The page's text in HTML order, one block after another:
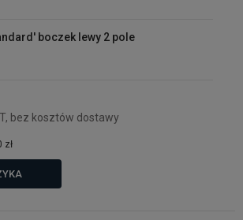
boczek lewy 2 pole
bez kosztów dostawy
zł